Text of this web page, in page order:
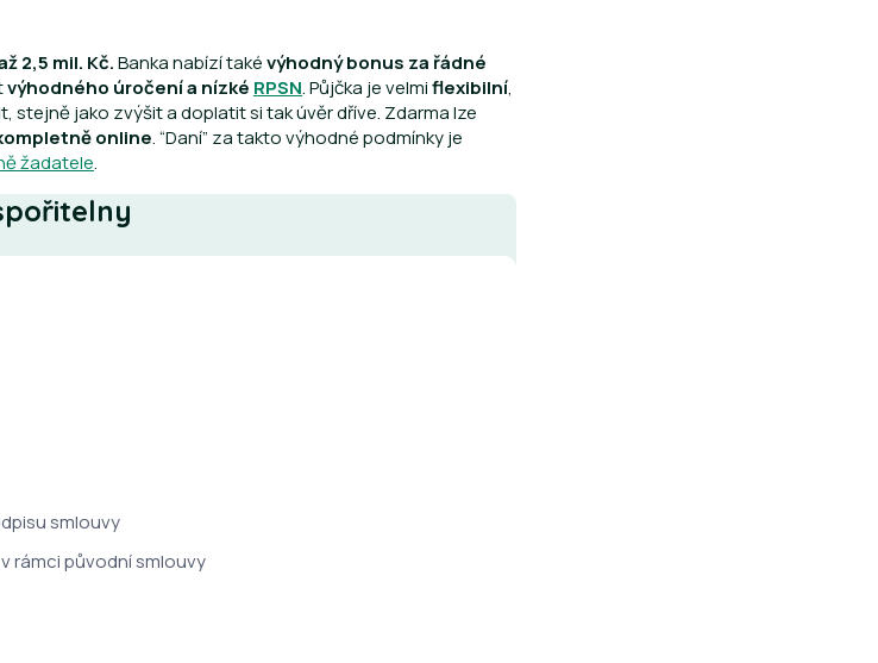
2,5 mil. Kč.Banka nabízí takévýhodný bonus za řádné
výhodného úročení a nízké RPSN. Půjčka je velmiflexibilní,
stejně jako zvýšit a doplatit si tak úvěr dříve. Zdarma lze
online. “Daní” za takto výhodné podmínky je
žadatele.
smlouvy
rámci původní smlouvy